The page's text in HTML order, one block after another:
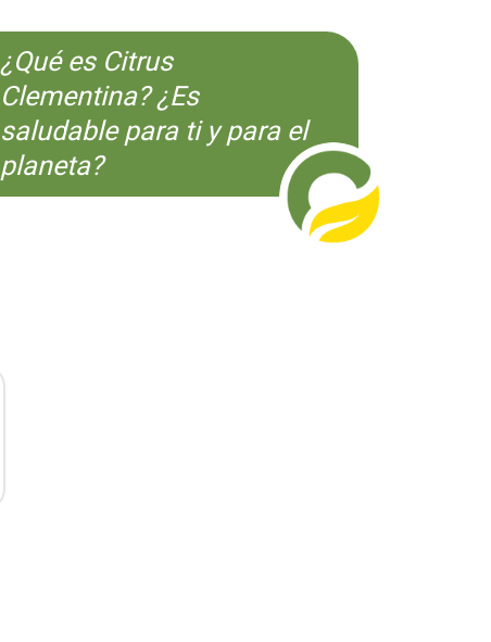
¿Qué es Citrus
Clementina? ¿Es
saludable para ti y para el
planeta?